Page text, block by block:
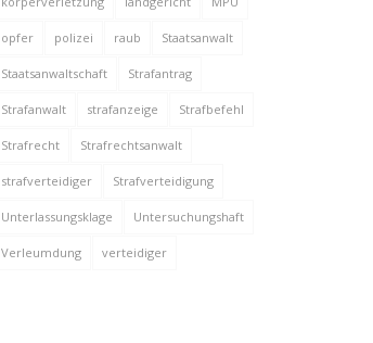
opfer polizei raub Staatsanwalt
Staatsanwaltschaft Strafantrag
Strafanwalt strafanzeige Strafbefehl
Strafrecht Strafrechtsanwalt
strafverteidiger Strafverteidigung
Unterlassungsklage Untersuchungshaft
Verleumdung verteidiger